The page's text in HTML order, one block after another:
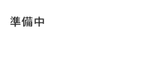
準備中